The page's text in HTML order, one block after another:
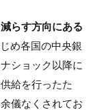
らす方向にある
め各国の中央銀
ショック以降に
給を行ったた
儀なくされてお